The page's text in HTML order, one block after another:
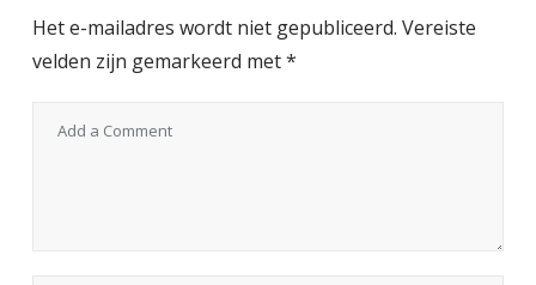
Het e-mailadres wordt niet gepubliceerd. Vereiste
velden zijn gemarkeerd met*